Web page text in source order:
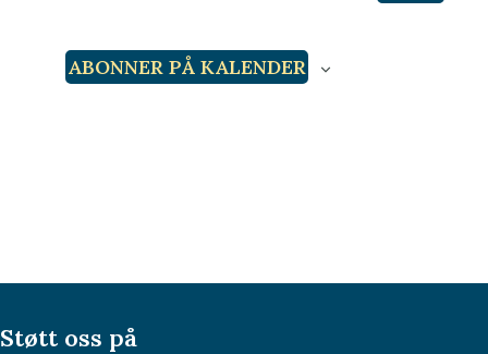
r
a
N
ABONNER PÅ KALENDER
Støtt oss på